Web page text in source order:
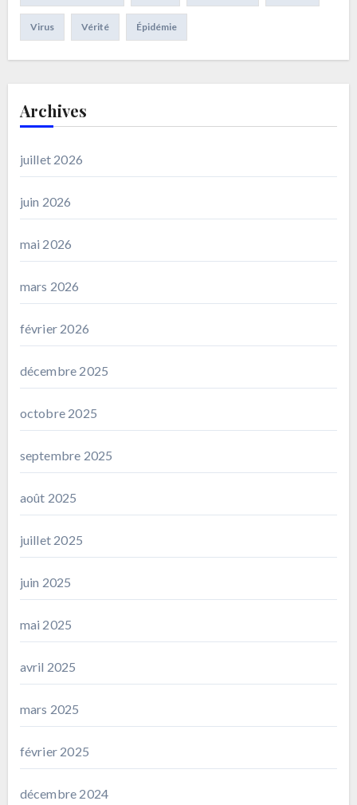
Virus Vérité Épidémie
Archives
juillet 2026
juin 2026
mai 2026
mars 2026
février 2026
décembre 2025
octobre 2025
septembre 2025
août 2025
juillet 2025
juin 2025
mai 2025
avril 2025
mars 2025
février 2025
décembre 2024